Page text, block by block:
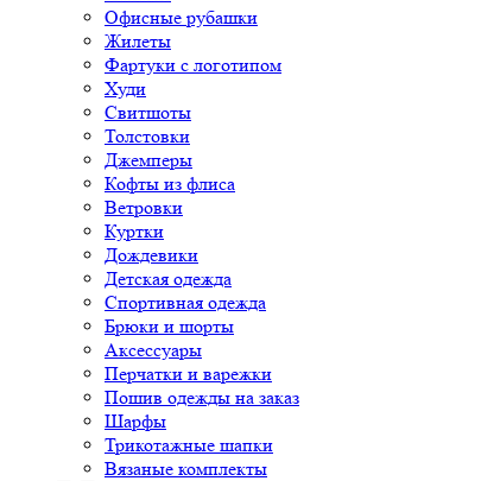
Офисные рубашки
Жилеты
Фартуки с логотипом
Худи
Свитшоты
Толстовки
Джемперы
Кофты из флиса
Ветровки
Куртки
Дождевики
Детская одежда
Спортивная одежда
Брюки и шорты
Аксессуары
Перчатки и варежки
Пошив одежды на заказ
Шарфы
Трикотажные шапки
Вязаные комплекты